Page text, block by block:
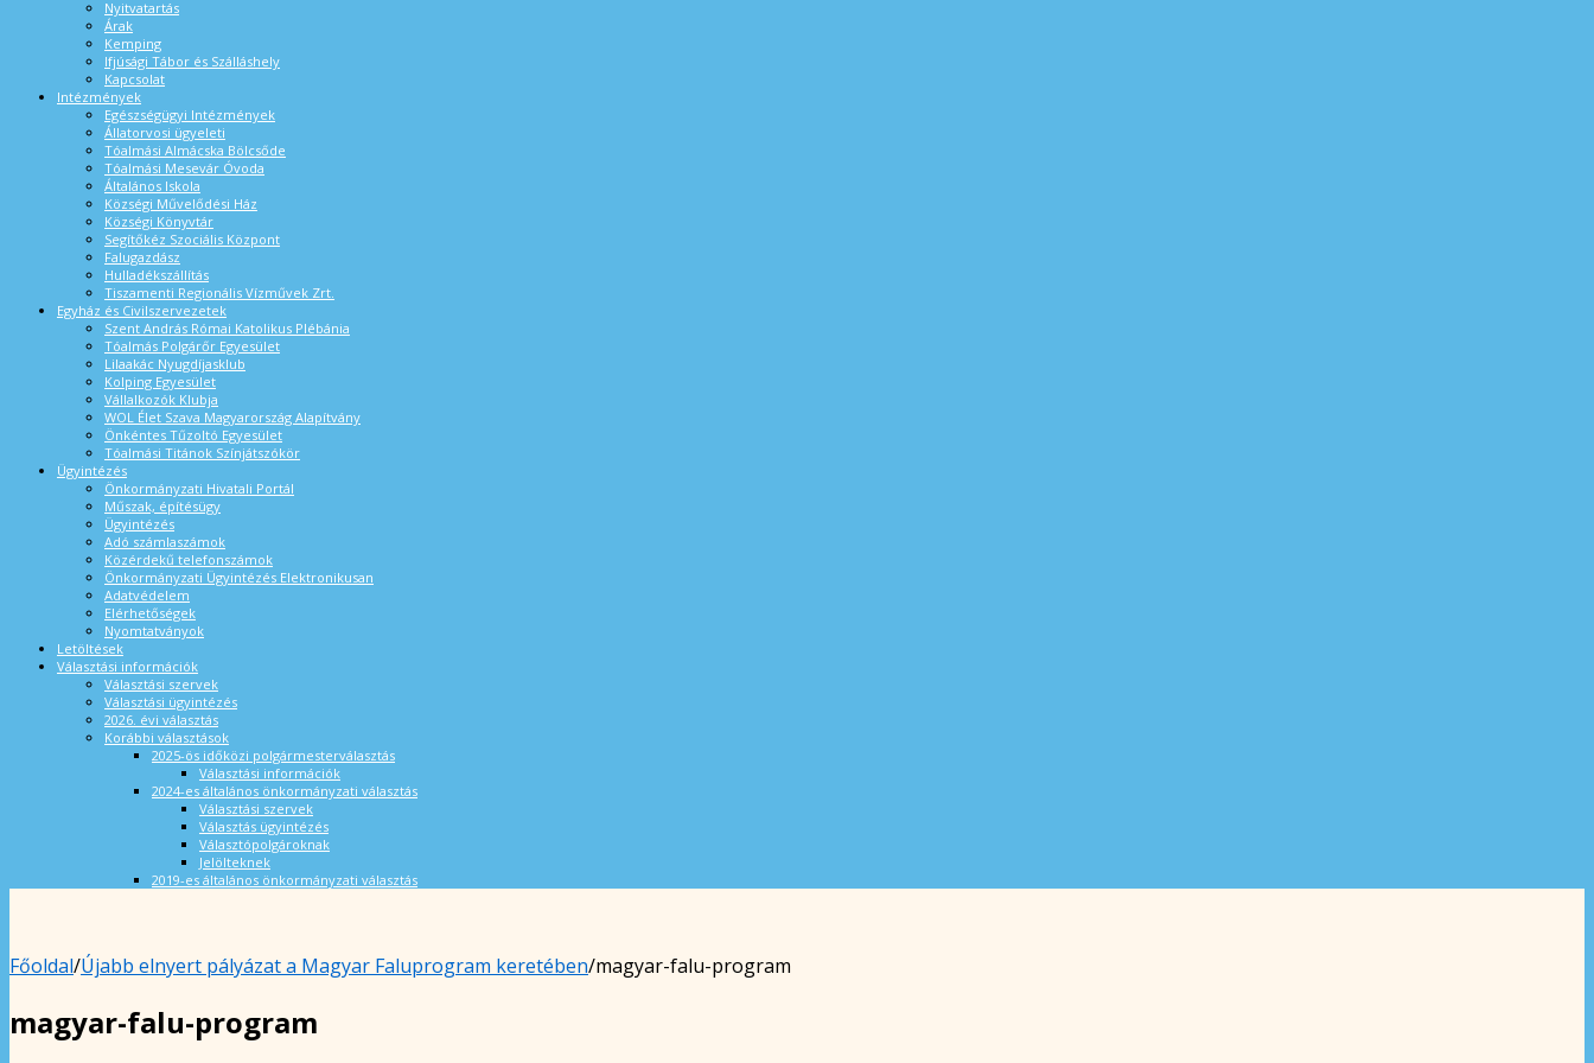
Nyitvatartás
Árak
Kemping
Ifjúsági Tábor és Szálláshely
Kapcsolat
Intézmények
Egészségügyi Intézmények
Állatorvosi ügyeleti
Tóalmási Almácska Bölcsőde
Tóalmási Mesevár Óvoda
Általános Iskola
Községi Művelődési Ház
Községi Könyvtár
Segítőkéz Szociális Központ
Falugazdász
Hulladékszállítás
Tiszamenti Regionális Vízművek Zrt.
Egyház és Civilszervezetek
Szent András Római Katolikus Plébánia
Tóalmás Polgárőr Egyesület
Lilaakác Nyugdíjasklub
Kolping Egyesület
Vállalkozók Klubja
WOL Élet Szava Magyarország Alapítvány
Önkéntes Tűzoltó Egyesület
Tóalmási Titánok Színjátszókör
Ügyintézés
Önkormányzati Hivatali Portál
Műszak, építésügy
Ügyintézés
Adó számlaszámok
Közérdekű telefonszámok
Önkormányzati Ügyintézés Elektronikusan
Adatvédelem
Elérhetőségek
Nyomtatványok
Letöltések
Választási információk
Választási szervek
Választási ügyintézés
2026. évi választás
Korábbi választások
2025-ös időközi polgármesterválasztás
Választási információk
2024-es általános önkormányzati választás
Választási szervek
Választás ügyintézés
Választópolgároknak
Jelölteknek
2019-es általános önkormányzati választás
Főoldal/Újabb elnyert pályázat a Magyar Faluprogram keretében/magyar-falu-program
magyar-falu-program